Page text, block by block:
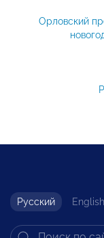
Орловский
Русский English